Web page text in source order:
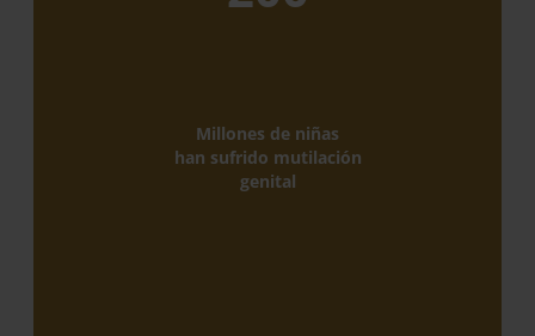
Millones de niñas
han sufrido mutilación
genital